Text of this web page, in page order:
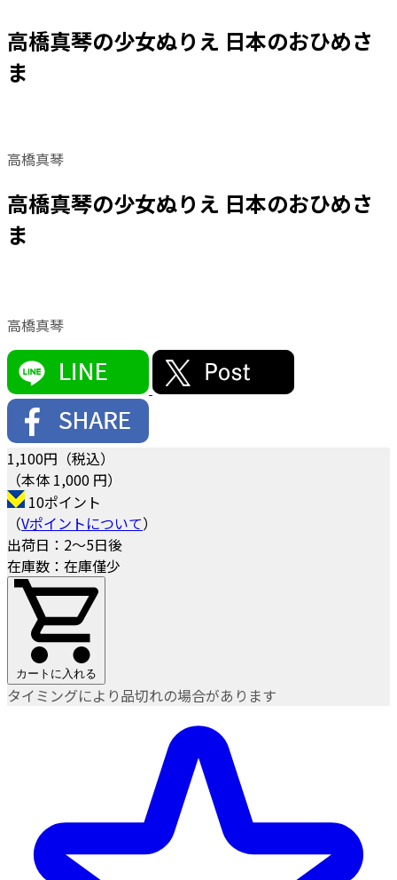
高橋真琴の少女ぬりえ 日本のおひめさ
ま
高橋真琴
高橋真琴の少女ぬりえ 日本のおひめさ
ま
高橋真琴
1,100円（税込）
（本体 1,000 円）
10ポイント
（Vポイントについて）
出荷日：2～5日後
在庫数：在庫僅少
カートに入れる
タイミングにより品切れの場合があります